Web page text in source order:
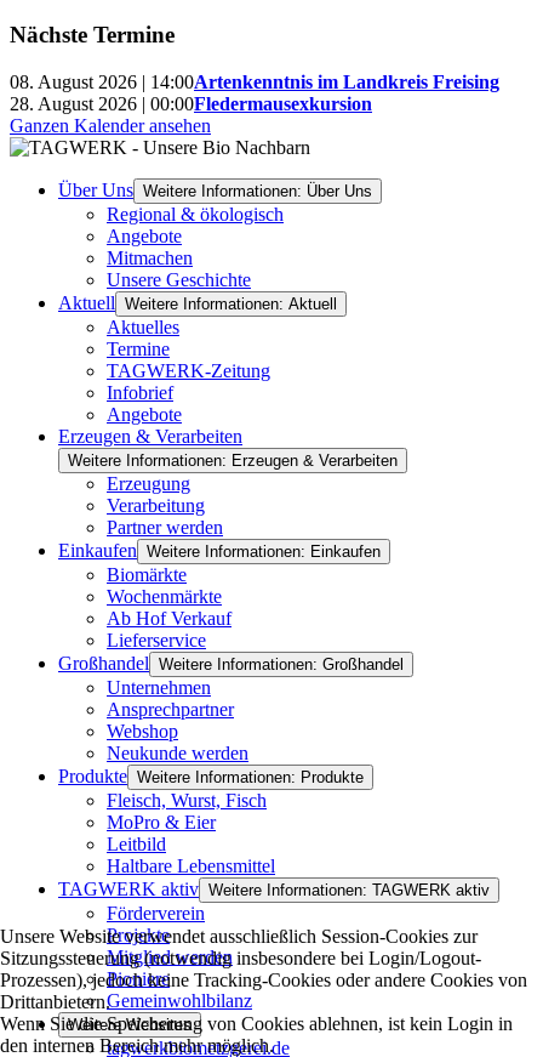
Nächste Termine
08. August 2026 | 14:00Artenkenntnis im Landkreis Freising
28. August 2026 | 00:00Fledermausexkursion
Ganzen Kalender ansehen
Über Uns Weitere Informationen: Über Uns
Regional & ökologisch
Angebote
Mitmachen
Unsere Geschichte
Aktuell Weitere Informationen: Aktuell
Aktuelles
Termine
TAGWERK-Zeitung
Infobrief
Angebote
Erzeugen & Verarbeiten
Weitere Informationen: Erzeugen & Verarbeiten
Erzeugung
Verarbeitung
Partner werden
Einkaufen Weitere Informationen: Einkaufen
Biomärkte
Wochenmärkte
Ab Hof Verkauf
Lieferservice
Großhandel Weitere Informationen: Großhandel
Unternehmen
Ansprechpartner
Webshop
Neukunde werden
Produkte Weitere Informationen: Produkte
Fleisch, Wurst, Fisch
MoPro & Eier
Leitbild
Haltbare Lebensmittel
TAGWERK aktiv Weitere Informationen: TAGWERK aktiv
Förderverein
Projekte
Mitglied werden
Pioniere
Gemeinwohlbilanz
Weitere Websites
tagwerkbiometzgerei.de
Unsere Website verwendet ausschließlich Session-Cookies zur
Sitzungssteuerung (notwendig insbesondere bei Login/Logout-
Prozessen), jedoch keine Tracking-Cookies oder andere Cookies von
Drittanbietern.
Wenn Sie die Speicherung von Cookies ablehnen, ist kein Login in
den internen Bereich mehr möglich.